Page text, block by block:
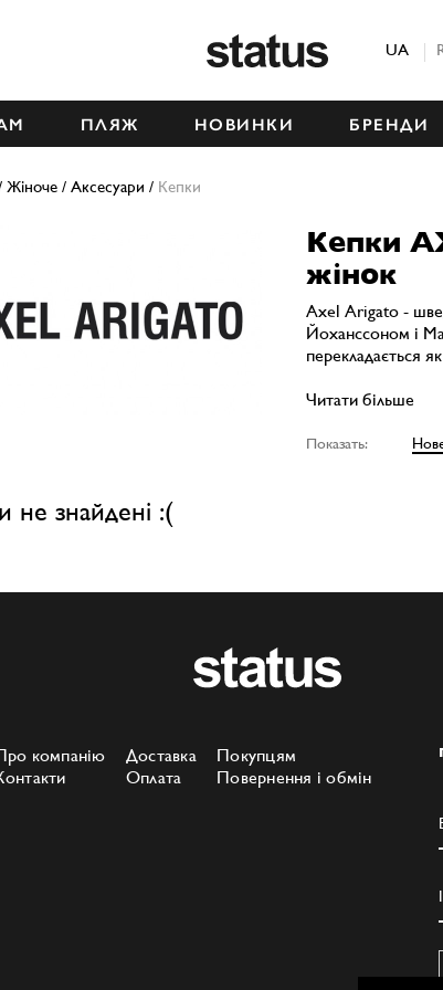
UA
ПЛЯЖ НОВИНКИ БРЕНДИ
Жіноче / Аксесуари / Кепки
Кепки
жінок
Axel Arigato -
Йоханссоном і
перекладається
Читати більше
Показать:
не знайдені :(
компанію
Доставка
Оплата
Покупцям
Повернення і обмін